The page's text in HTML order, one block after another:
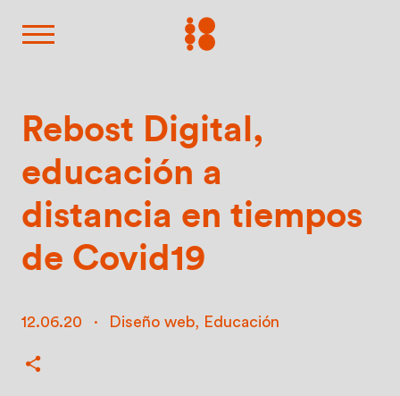
Rebost Digital,
educación a
distancia en tiempos
de Covid19
12.06.20 · Diseño web, Educación